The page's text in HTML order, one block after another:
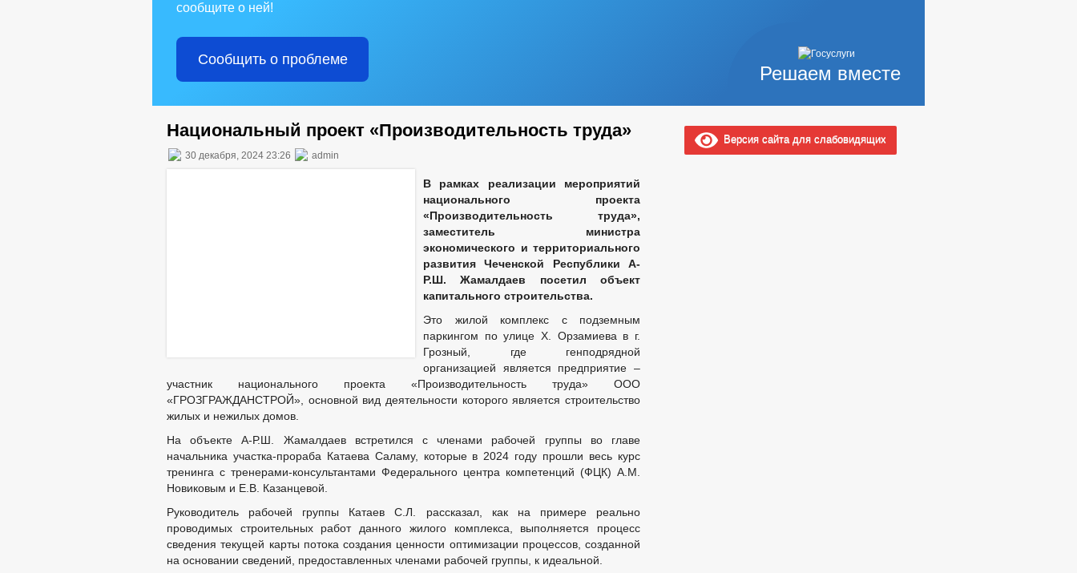
Решаем вместе
сообщите о ней!
Сообщить о проблеме
Национальный проект «Производительность труда»
30 декабря, 2024 23:26 admin
В рамках реализации мероприятий
национального проекта
«Производительность труда»,
заместитель министра
экономического и территориального
развития Чеченской Республики А-
Р.Ш. Жамалдаев посетил объект
капитального строительства.
Это жилой комплекс с подземным
паркингом по улице Х. Орзамиева в г.
Грозный, где генподрядной
организацией является предприятие –
участник национального проекта «Производительность труда» ООО
«ГРОЗГРАЖДАНСТРОЙ», основной вид деятельности которого является строительство
жилых и нежилых домов.
На объекте А-Р.Ш. Жамалдаев встретился с членами рабочей группы во главе
начальника участка-прораба Катаева Саламу, которые в 2024 году прошли весь курс
тренинга с тренерами-консультантами Федерального центра компетенций (ФЦК) А.М.
Новиковым и Е.В. Казанцевой.
Руководитель рабочей группы Катаев С.Л. рассказал, как на примере реально
проводимых строительных работ данного жилого комплекса, выполняется процесс
сведения текущей карты потока создания ценности оптимизации процессов, созданной
на основании сведений, предоставленных членами рабочей группы, к идеальной.
Версия сайта для слабовидящих